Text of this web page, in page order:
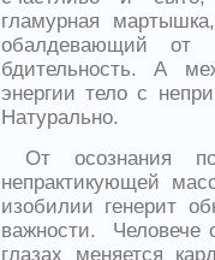
гламурная
обалдевающий от
бдительность. А
энергии тело с
Натурально.
От осознания
непрактикующей
изобилии генерит
важности. Человече
глазах меняется